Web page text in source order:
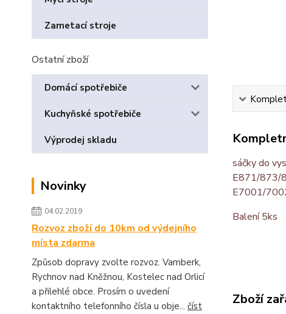
Zametací stroje
Ostatní zboží
Domácí spotřebiče
Kuchyňské spotřebiče
Výprodej skladu
Novinky
04.02.2019
Rozvoz zboží do 10km od výdejního
místa zdarma
Způsob dopravy zvolte rozvoz. Vamberk,
Rychnov nad Kněžnou, Kostelec nad Orlicí
a přilehlé obce. Prosím o uvedení
kontaktního telefonního čísla u obje... číst
sáčky do
E871/873/
E7001/
Balení 5ks
Zboží